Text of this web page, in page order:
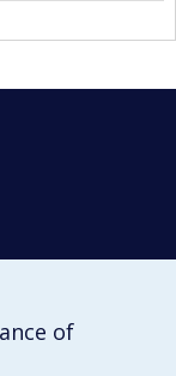
of